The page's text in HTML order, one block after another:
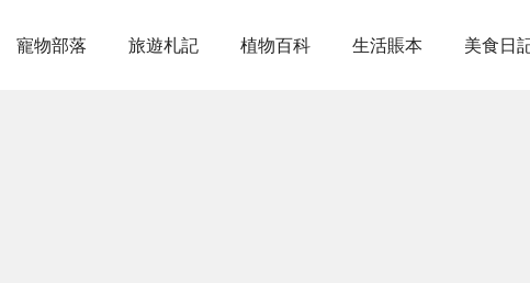
寵物部落 旅遊札記 植物百科 生活賬本 美食日